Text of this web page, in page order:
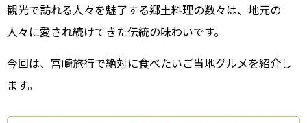
観光で訪れる人々を魅了する郷土料理の数々は、地元の
人々に愛され続けてきた伝統の味わいです。
今回は、宮崎旅行で絶対に食べたいご当地グルメを紹介し
ます。